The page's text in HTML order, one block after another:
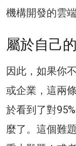
機構開發的雲
屬於自己
因此，如果你
或企業，這兩
於看到了對
麼了。這個難